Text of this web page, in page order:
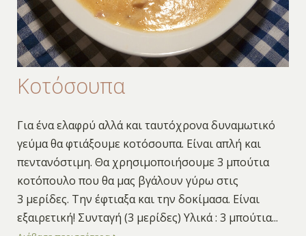
Κοτόσουπα
Για ένα ελαφρύ αλλά και ταυτόχρονα δυναμωτικό
γεύμα θα φτιάξουμε κοτόσουπα. Είναι απλή και
πεντανόστιμη. Θα χρησιμοποιήσουμε 3 μπούτια
κοτόπουλο που θα μας βγάλουν γύρω στις
3 μερίδες. Την έφτιαξα και την δοκίμασα. Είναι
εξαιρετική! Συνταγή (3 μερίδες) Υλικά : 3 μπούτια...